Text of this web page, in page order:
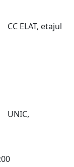
CC ELAT, etajul
UNIC,